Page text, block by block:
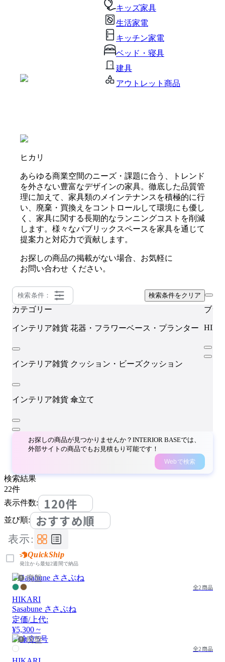
キッズ家具
生活家電
キッチン家電
ベッド・寝具
建具
アウトレット商品
ヒカリ
あらゆる商業空間のニーズ・課題に合う、トレンド
を外さない豊富なデザインの家具。徹底した品質管
理に加えて、家具類のメインテナンスを積極的に行
い、廃棄・買換えをコントロールして環境にも優し
く、家具に関する長期的なランニングコストを削減
します。様々なパブリックスペースを家具を通じて
提案力と対応力で貢献します。
お探しの商品の掲載がない場合、お気軽に
お問い合わせ ください。
検索条件： 検索条件をクリア
カテゴリー
インテリア雑貨 花器・フラワーベース・プランター
インテリア雑貨 クッション・ビーズクッション
インテリア雑貨 傘立て
ブラ
お探しの商品が見つかりませんか？INTERIOR BASEでは、
外部サイトの商品でもお見積もり可能です！
Webで検索
検索結果
22件
表示件数:
120件
並び順: おすすめ順
表示:
QuickShip
発注から最短2週間で納品
廃盤
全2商品
HIKARI
Sasabune ささぶね
定価/上代:
¥5,300 ~
廃盤
全2商品